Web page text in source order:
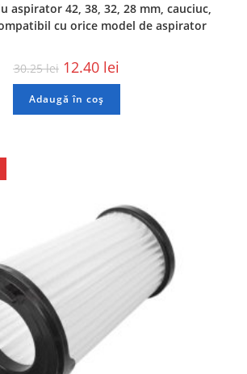
aspirator 42, 38, 32, 28 mm, cauciuc,
cu orice model de aspirator
30.25lei 12.40 lei
Adaugă în coș